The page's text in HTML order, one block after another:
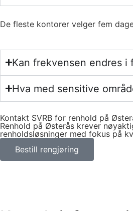
De fleste kontorer velger fem
Kan frekvensen endres i
Hva med sensitive
Kontakt SVRB for renhold på
Renhold på Østerås krever
renholdsløsninger med fokus på
Bestill rengjøring